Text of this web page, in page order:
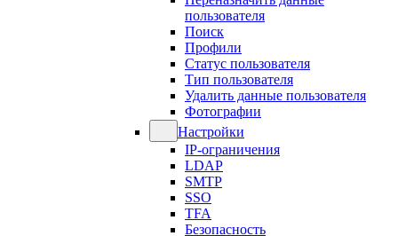
пользователя
Поиск
Профили
Статус пользователя
Тип пользователя
Удалить данные пользователя
Фотографии
Настройки
IP-ограничения
LDAP
SMTP
SSO
TFA
Безопасность